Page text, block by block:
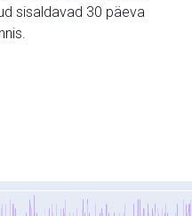
sisaldavad 30 päeva